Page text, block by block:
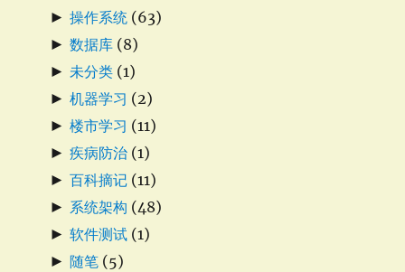
► 操作系统 (63)
► 数据库 (8)
► 未分类 (1)
► 机器学习 (2)
► 楼市学习 (11)
► 疾病防治 (1)
► 百科摘记 (11)
► 系统架构 (48)
► 软件测试 (1)
► 随笔 (5)